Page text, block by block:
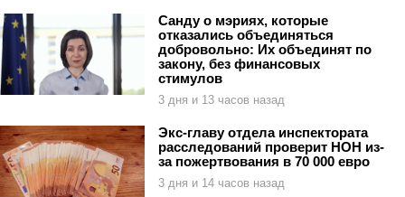
Санду о мэриях, которые
отказались объединяться
добровольно: Их объединят по
закону, без финансовых
стимулов
3 дня и 13 часов назад
Экс-главу отдела инспектората
расследований проверит НОН из-
за пожертвования в 70 000 евро
3 дня и 14 часов назад